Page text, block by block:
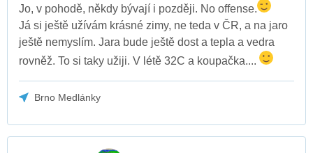
Jo, v pohodě, někdy bývají i později. No offense.
Já si ještě užívám krásné zimy, ne teda v ČR, a na jaro
ještě nemyslím. Jara bude ještě dost a tepla a vedra
rovněž. To si taky užiji. V létě 32C a koupačka....
Brno Medlánky